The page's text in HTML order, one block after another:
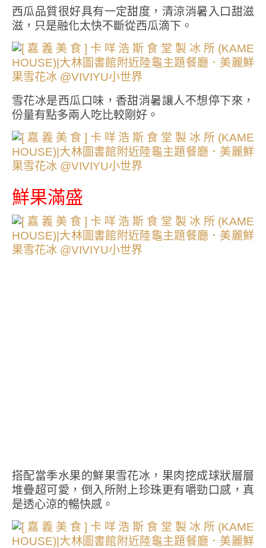
西瓜品質很好具有一定甜度，清涼消暑入口甜滋
滋，只是融化太快不斷從西瓜滴下。
雪花冰是西瓜口味，香甜消暑讓人不想停下來，
份量有點多兩人吃比較剛好。
鮮果滿盛
搭配當季水果的鮮果雪花冰，果肉挖成球狀層層
堆疊超可愛，倒入所附上珍珠更有嚼勁口感，真
是透心涼的暢快感。